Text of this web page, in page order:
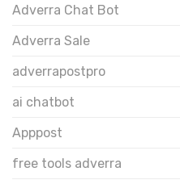
Adverra Chat Bot
Adverra Sale
adverrapostpro
ai chatbot
Apppost
free tools adverra